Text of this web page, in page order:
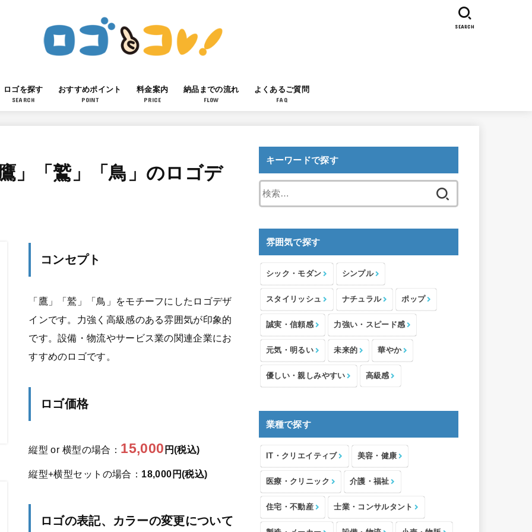
ロゴを探す
SEARCH
おすすめポイント
POINT
料金案内
PRICE
納品までの流れ
FLOW
よくあるご質問
FAQ
SEARCH
」「鷲」「鳥」のロゴデ
コンセプト
「鷹」「鷲」「鳥」をモチーフにしたロゴデザ
インです。力強く高級感のある雰囲気が印象的
です。設備・物流やサービス業の関連企業にお
すすめのロゴです。
ロゴ価格
縦型 or 横型の場合： 15,000 円(税込)
縦型+横型セットの場合： 18,000円(税込)
ロゴの表記、カラーの変更について
キーワードで探す
索:
雰囲気で探す
シック・モダン シンプル
スタイリッシュ ナチュラル ポップ
誠実・信頼感 力強い・スピード感
元気・明るい 未来的 華やか
優しい・親しみやすい 高級感
業種で探す
IT・クリエイティブ 美容・健康
医療・クリニック 介護・福祉
住宅・不動産 士業・コンサルタント